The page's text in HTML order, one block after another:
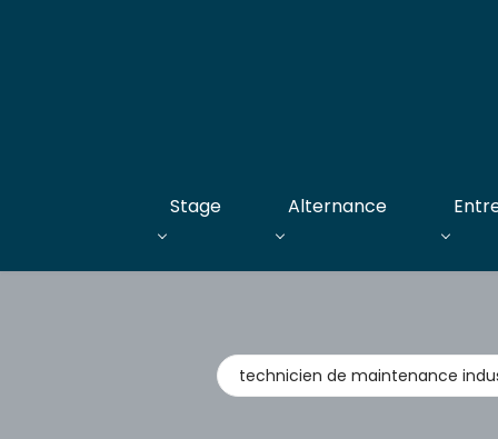
Stage Alternance
Métier,
entreprise,